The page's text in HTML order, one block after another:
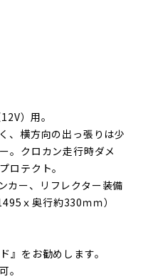
）用。
、横方向の出っ張りは少
。クロカン走行時ダメ
ロテクト。
カー、リフレクター装備
ｘ奥行約330ｍｍ）
』をお勧めします。
。